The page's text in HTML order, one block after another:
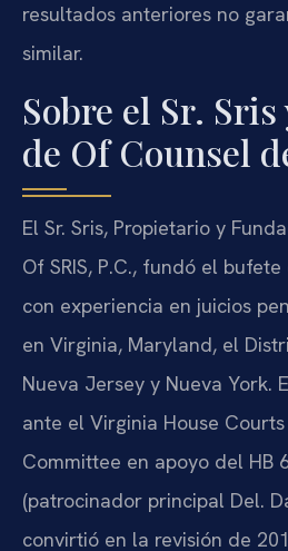
resultados anteriores no
similar.
Sobre el Sr.
de Of Counsel
El Sr. Sris, Propietario y
Of SRIS, P.C., fundó el
con experiencia en juicios
en Virginia, Maryland, el
Nueva Jersey y Nueva York.
ante el Virginia House
Committee en apoyo del HB
(patrocinador principal Del.
convirtió en la revisión de